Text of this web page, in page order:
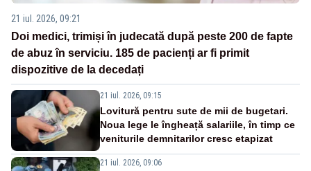
21 iul. 2026, 09:21
Doi medici, trimiși în judecată după peste 200 de fapte
de abuz în serviciu. 185 de pacienți ar fi primit
dispozitive de la decedați
21 iul. 2026, 09:15
Lovitură pentru sute de mii de bugetari.
Noua lege le îngheață salariile, în timp ce
veniturile demnitarilor cresc etapizat
21 iul. 2026, 09:06